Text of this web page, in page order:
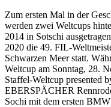
Zum ersten Mal in der
werden zwei Weltcups
2014 in Sotschi
2020 die 49. FIL-
Schwarzen Meer statt.
Weltcup am Sonntag, 28.
Staffel-Weltcup presented
EBERSPÄCHER
Sochi mit dem ersten